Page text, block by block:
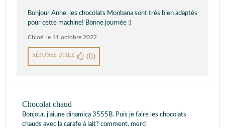
Bonjour Anne, les chocolats Monbana sont très bien adaptés
pour cette machine! Bonne journée :)
Chloé le 11 octobre 2022
RÉPONSE UTILE (0)
Chocolat chaud
Bonjour. j'aiune dinamica 3555B. Puis je faire les chocolats
chauds avec la carafe à lait? comment. merci